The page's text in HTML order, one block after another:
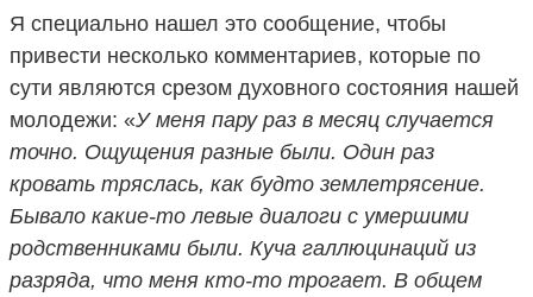
Я специально нашел это сообщение, чтобы
привести несколько комментариев, которые по
сути являются срезом духовного состояния нашей
молодежи: «У меня пару раз в месяц случается
точно. Ощущения разные были. Один раз
кровать тряслась, как будто землетрясение.
Бывало какие-то левые диалоги с умершими
родственниками были. Куча галлюцинаций из
разряда, что меня кто-то трогает. В общем